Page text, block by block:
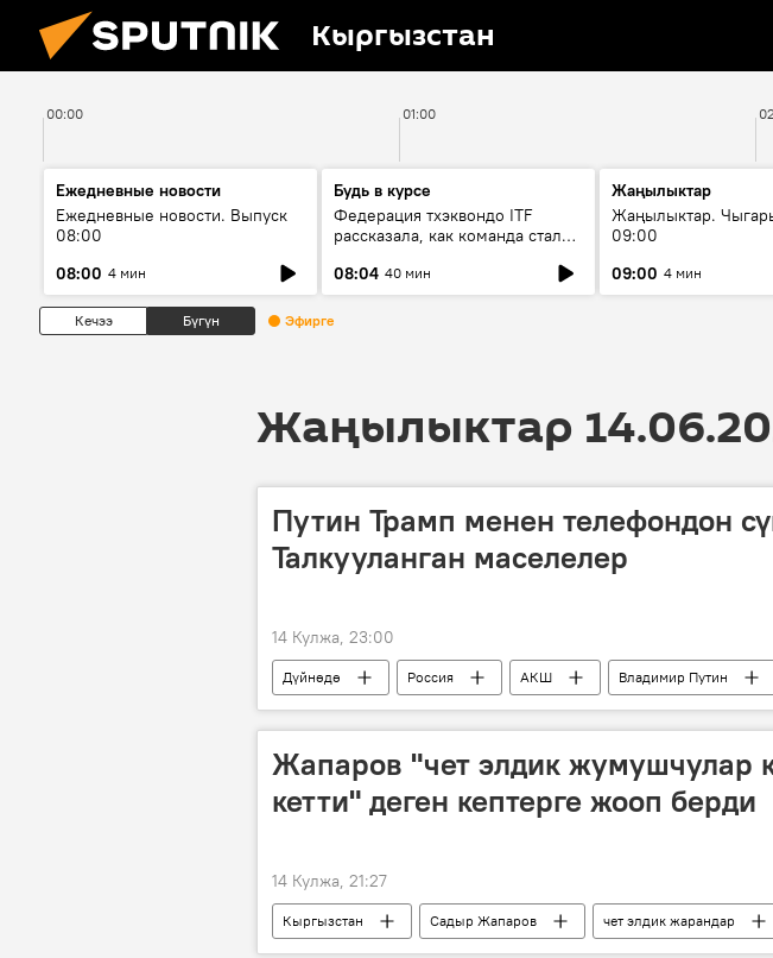
Кыргызстан
00:00 01:00
Ежедневные новости
Ежедневные новости. Выпуск
08:00
08:00 4 мин
Будь в курсе
Федерация тхэквондо ITF
рассказала, как команда стала
08:04 40 мин
Жаңылыктар
Жаңылыктар.
09:00
09:00 4 мин
Кечээ Бүгүн Эфирге
Жаңылыктар
Путин Трамп менен телефондон
Талкууланган маселелер
14 Кулжа, 23:00
Дүйнөдө Россия АКШ Владимир Путин
сүйлөшүү
Жапаров "чет элдик жумушчулар
кетти" деген кептерге жооп берди
14 Кулжа, 21:27
Кыргызстан Садыр Жапаров чет элдик жарандар